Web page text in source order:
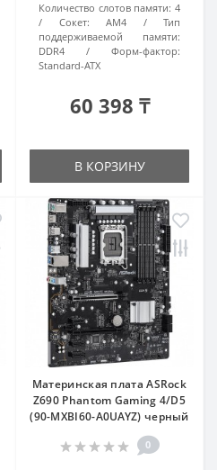
Количество слотов памяти: 4
Сокет:
AM4
Тип
поддерживаемой памяти:
DDR4
Форм-фактор:
Standard-ATX
60 398 ₸
В КОРЗИНУ
Материнская плата ASRock
Z690 Phantom Gaming 4/D5
(90-MXBI60-A0UAYZ) черный
0